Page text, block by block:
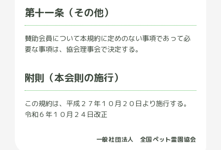
第十一条（その他）
賛助会員について本規約に定めのない事項であって必
要な事項は、協会理事会で決定する。
附則（本会則の施行）
この規約は、平成２７年１０月２０日より施行する。
令和６年１０月２４日改正
一般社団法人 全国ペット霊園協会